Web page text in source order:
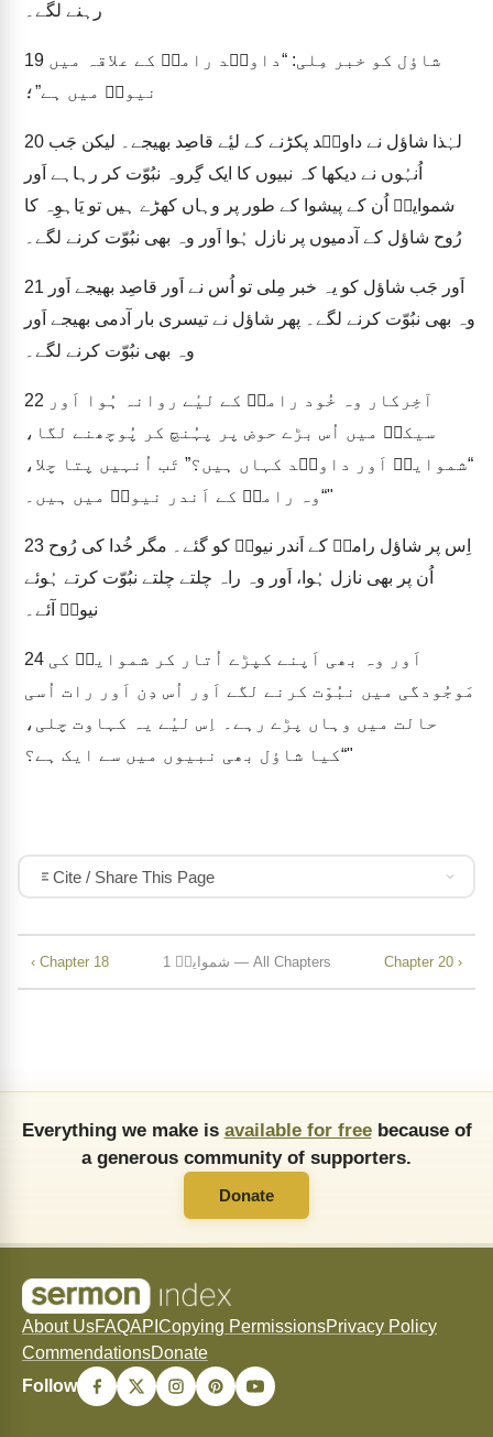
رہنے لگے۔
19
نیوتؔ میں ہے”؛
20
اُنہُوں نے دیکھا کہ نبیوں کا ایک گِروہ نبُوّت کر رہاہے اَور
شموایلؔ اُن کے پیشوا کے طور پر وہاں کھڑے ہیں تو یَاہوِہ کا
رُوح شاؤل کے آدمیوں پر نازل ہُوا اَور وہ بھی نبُوّت کرنے لگے۔
21
وہ بھی نبُوّت کرنے لگے۔ پھر شاؤل نے تیسری بار آدمی بھیجے اَور
وہ بھی نبُوّت کرنے لگے۔
22
سیکوؔ میں اُس بڑے حوض پر پہُنچ کر پُوچھنے لگا،
“شموایلؔ اَور داویؔد کہاں ہیں؟” تَب اُنہیں پتا چلا،
“وہ رامہؔ کے اَندر نیوتؔ میں ہیں۔"
23
اُن پر بھی نازل ہُوا، اَور وہ راہ چلتے چلتے نبُوّت کرتے ہُوئے
نیوتؔ آئے۔
24
مَوجُودگی میں نبُوّت کرنے لگے اَور اُس دِن اَور رات اُسی
حالت میں وہاں پڑے رہے۔ اِس لیٔے یہ کہاوت چلی،
“کیا شاؤل بھی نبیوں میں سے ایک ہے؟"
Cite / Share This Page
‹ Chapter 18 1 شموایلؔ — All Chapters Chapter 20 ›
Everything we make is available for freebecause of
a generous community of supporters.
Donate
About UsFAQAPI Copying PermissionsPrivacy Policy
CommendationsDonate
Follow